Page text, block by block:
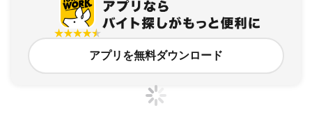
アプリを無料ダウンロード